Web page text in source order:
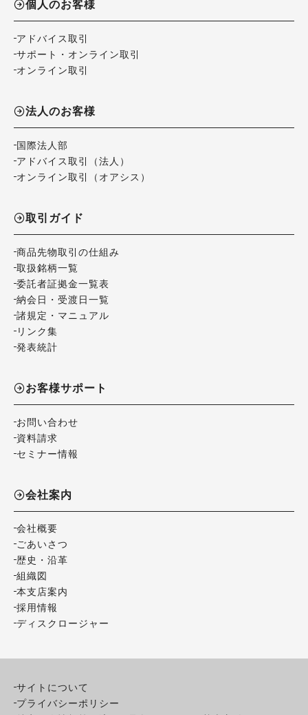
個人のお客様
アドバイス取引
サポート・オンライン取引
オンライン取引
法人のお客様
国際法人部
アドバイス取引（法人）
オンライン取引（オアシス）
取引ガイド
商品先物取引の仕組み
取扱銘柄一覧
委託者証拠金一覧表
納会日・受渡日一覧
諸規定・マニュアル
リンク集
発表統計
お客様サポート
お問い合わせ
資料請求
セミナー情報
会社案内
会社概要
ごあいさつ
歴史・沿革
組織図
本支店案内
採用情報
ディスクロージャー
サイトについて
プライバシーポリシー